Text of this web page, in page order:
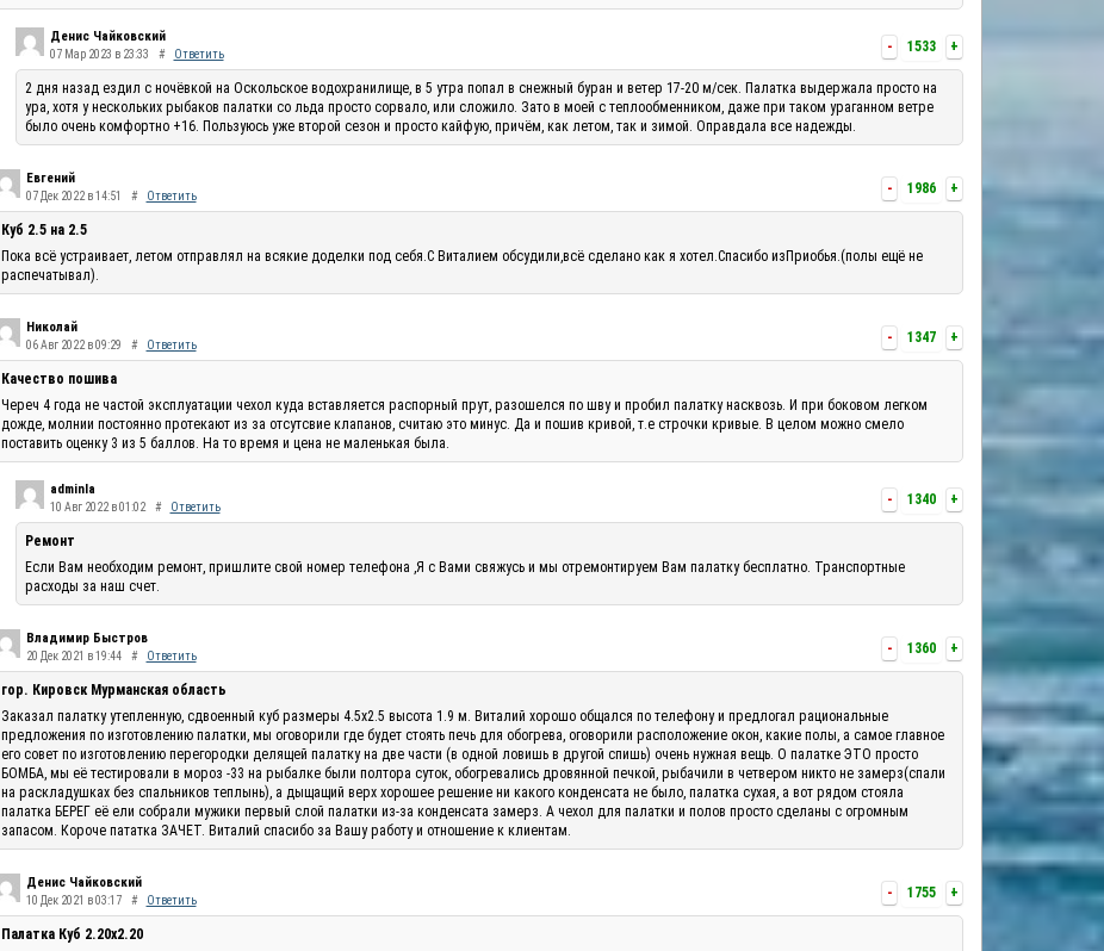
- 1533 +
Денис Чайковский
07 Мар 2023 в 23:33 # Ответить
2 дня назад ездил с ночёвкой на Оскольское водохранилище, в 5 утра попал в снежный буран и ветер 17-20 м/сек. Палатка выдержала просто на
ура, хотя у нескольких рыбаков палатки со льда просто сорвало, или сложило. Зато в моей с теплообменником, даже при таком ураганном ветре
было очень комфортно +16. Пользуюсь уже второй сезон и просто кайфую, причём, как летом, так и зимой. Оправдала все надежды.
- 1986 +
Евгений
07 Дек 2022 в 14:51 # Ответить
Куб 2.5 на 2.5
Пока всё устраивает, летом отправлял на всякие доделки под себя.С Виталием обсудили,всё сделано как я хотел.Спасибо изПриобья.(полы ещё не
распечатывал).
- 1347 +
Николай
06 Авг 2022 в 09:29 # Ответить
Качество пошива
Череч 4 года не частой эксплуатации чехол куда вставляется распорный прут, разошелся по шву и пробил палатку насквозь. И при боковом легком
дожде, молнии постоянно протекают из за отсутсвие клапанов, считаю это минус. Да и пошив кривой, т.е строчки кривые. В целом можно смело
поставить оценку 3 из 5 баллов. На то время и цена не маленькая была.
- 1340 +
adminla
10 Авг 2022 в 01:02 # Ответить
Ремонт
Если Вам необходим ремонт, пришлите свой номер телефона ,Я с Вами свяжусь и мы отремонтируем Вам палатку бесплатно. Транспортные
расходы за наш счет.
- 1360 +
Владимир Быстров
20 Дек 2021 в 19:44 # Ответить
гор. Кировск Мурманская область
Заказал палатку утепленную, сдвоенный куб размеры 4.5х2.5 высота 1.9 м. Виталий хорошо общался по телефону и предлогал рациональные
предложения по изготовлению палатки, мы оговорили где будет стоять печь для обогрева, оговорили расположение окон, какие полы, а самое главное
его совет по изготовлению перегородки делящей палатку на две части (в одной ловишь в другой спишь) очень нужная вещь. О палатке ЭТО просто
БОМБА, мы её тестировали в мороз -33 на рыбалке были полтора суток, обогревались дровянной печкой, рыбачили в четвером никто не замерз(спали
на раскладушках без спальников теплынь), а дыщащий верх хорошее решение ни какого конденсата не было, палатка сухая, а вот рядом стояла
палатка БЕРЕГ её ели собрали мужики первый слой палатки из-за конденсата замерз. А чехол для палатки и полов просто сделаны с огромным
запасом. Короче пататка ЗАЧЕТ. Виталий спасибо за Вашу работу и отношение к клиентам.
- 1755 +
Денис Чайковский
10 Дек 2021 в 03:17 # Ответить
Палатка Куб 2.20x2.20